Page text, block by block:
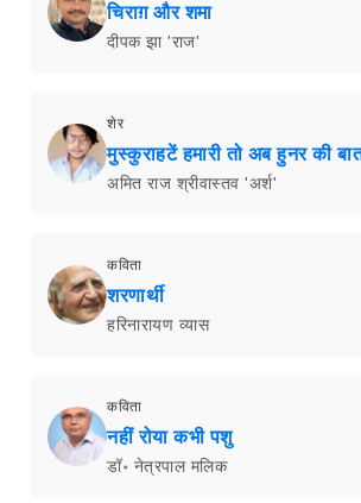
चिराग़ और शमा
दीपक झा 'राज'
शेर
मुस्कुराहटें हमारी तो अब हुनर की
अमित राज श्रीवास्तव 'अर्श'
कविता
शरणार्थी
हरिनारायण व्यास
कविता
नहीं रोया कभी पशु
डॉ॰ नेत्रपाल मलिक